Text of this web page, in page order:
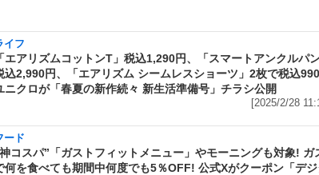
イフ
「エアリズムコットンT」税込1,290円、「スマートアンクルパン
込2,990円、「エアリズム シームレスショーツ」2枚で税込
ニクロが「春夏の新作続々 新生活準備号」チラシ公開
[2025/2/28
ード
コスパ”「ガストフィットメニュー」やモーニングも対象! ガ
何を食べても期間中何度でも5％OFF! 公式Xがクーポン「デ